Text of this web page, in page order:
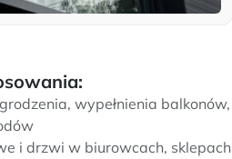
wypełnienia balkonów,
i drzwi w biurowcach, sklepach